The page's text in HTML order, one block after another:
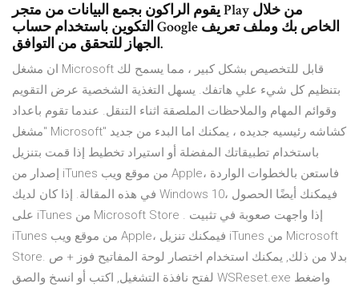
يقوم الراكون بجمع البيانات من متجر Play من خلال
التكوين باستخدام حساب Google الخاص بك وملف تعريف
الجهاز للتحقق من التوافق.
ان مشغل Microsoft قابل للتخصيص بشكل كبير ، مما يسمح لك
بتنظيم كل شيء علي هاتفك. يسهل التغذية الشخصية عرض التقويم
وقوائم المهام والملاحظات الملصقة اثناء التنقل. عندما تقوم باعداد
"مشغل Microsoft" كشاشه رئيسيه جديده ، يمكنك اما البدء من جديد
باستخدام تطبيقاتك المفضلة أو استيراد تخطيط إذا قمت بتنزيل
إصدار من iTunes من موقع ويب Apple، فاستعن بالخطوات الواردة
في هذه المقالة. إذا كان لديك Windows 10، فيمكنك أيضًا الحصول
على iTunes من Microsoft Store . إذا واجهت صعوبة في تثبيت
iTunes من موقع ويب Apple، فيمكنك تنزيل iTunes من Microsoft
Store. بدلا من ذلك, يمكنك استخدام اختصار لوحة المفاتيح فوز + ص
لفتح نافذة التشغيل, اكتب أو انسخ والصق WSReset.exe واضغط